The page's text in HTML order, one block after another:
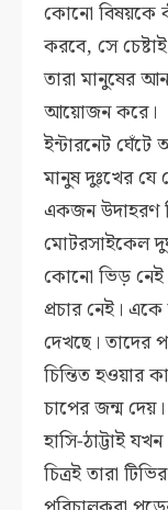
কোনো বিষয়কে
করবে, সে
তারা মানুষের
আয়োজন করে।
ইন্টারনেট
মানুষ দুঃখের
একজন উদাহরণ
মোটরসাইকেল
কোনো ভিড়
প্রচার নেই।
দেখছে। তাদের
চিন্তিত হওয়ার
চাপের জন্ম দেয়।
হাসি-ঠাট্টাই
চিত্রই তারা